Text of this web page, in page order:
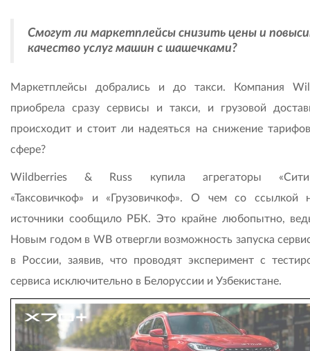
Смогут ли маркетплейсы снизить цены и
качество услуг машин с шашечками?
Маркетплейсы добрались и до такси. Компания
приобрела сразу сервисы и такси, и грузовой
происходит и стоит ли надеяться на снижение
сфере?
Wildberries & Russ купила агрегаторы
«Таксовичкоф» и «Грузовичкоф». О чем со ссылкой
источники сообщило РБК. Это крайне любопытно,
Новым годом в WB отвергли возможность запуска
в России, заявив, что проводят эксперимент с
сервиса исключительно в Белоруссии и Узбекистане.